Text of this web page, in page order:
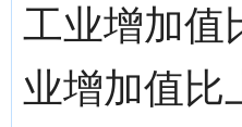
工业增加值
业增加值比